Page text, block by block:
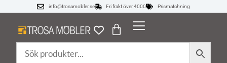
info@trosamobler.se Fri frakt över 4000 Prismatchning